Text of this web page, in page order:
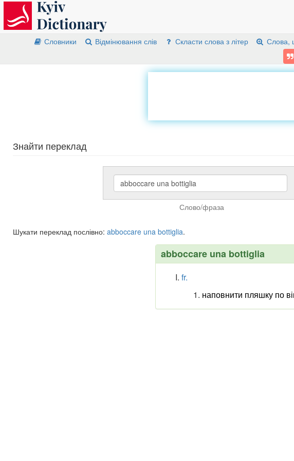
Словники Відмінювання слів Скласти слова з літер Слова,
Знайти переклад
Слово/фраза
Шукати переклад послівно: abboccare una bottiglia.
abboccare una bottiglia
fr.
наповнити пляшку по